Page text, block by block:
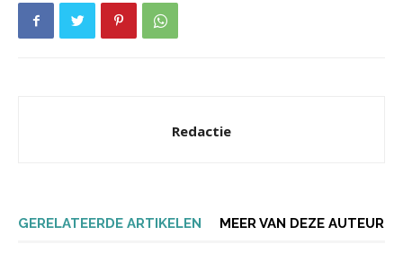
Redactie
GERELATEERDE ARTIKELEN MEER VAN DEZE AUTEUR